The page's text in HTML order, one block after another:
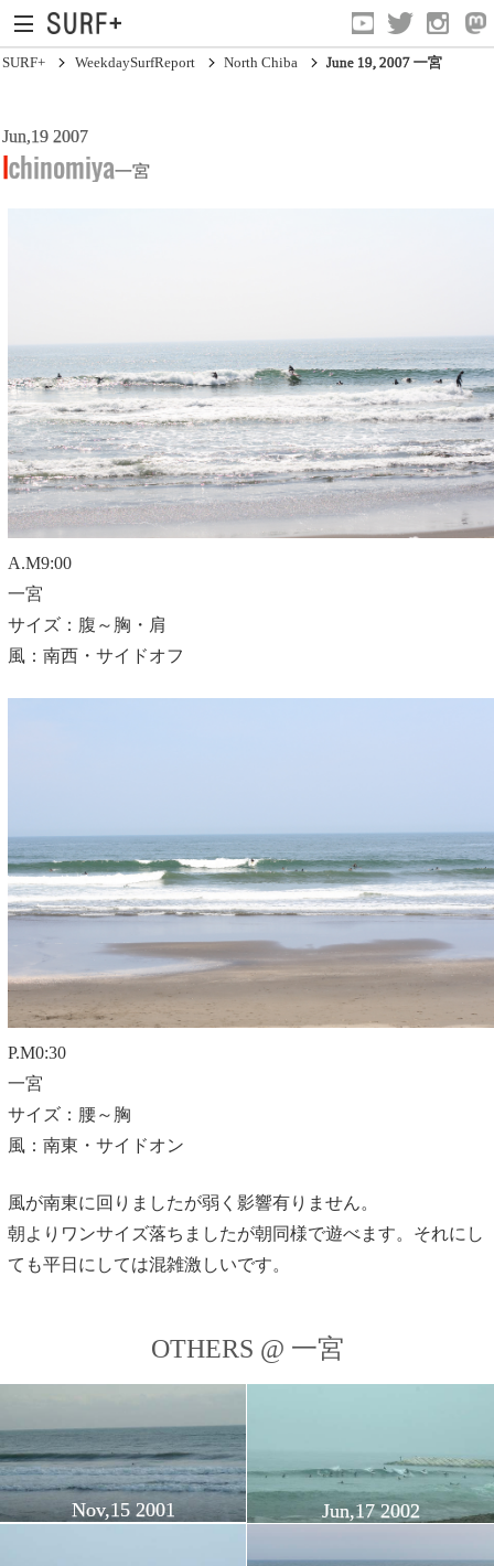
South Ibaraki
Monthly Archive
SURF+ WeekdaySurfReport North Chiba June 19, 2007 一宮
Jun,19 2007
Ichinomiya一宮
A.M9:00
一宮
サイズ：腹～胸・肩
風：南西・サイドオフ
P.M0:30
一宮
サイズ：腰～胸
風：南東・サイドオン
風が南東に回りましたが弱く影響有りません。
朝よりワンサイズ落ちましたが朝同様で遊べます。それにし
ても平日にしては混雑激しいです。
OTHERS @ 一宮
Nov,15 2001 Jun,17 2002